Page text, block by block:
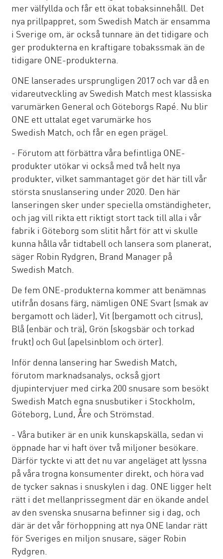
mer välfyllda och får ett ökat tobaksinnehåll. Det
nya prillpappret, som Swedish Match är ensamma
i Sverige om, är också tunnare än det tidigare och
ger produkterna en kraftigare tobakssmak än de
tidigare ONE-produkterna.
ONE lanserades ursprungligen 2017 och var då en
vidareutveckling av Swedish Match mest klassiska
varumärken General och Göteborgs Rapé. Nu blir
ONE ett uttalat eget varumärke hos
Swedish Match, och får en egen prägel.
- Förutom att förbättra våra befintliga ONE-
produkter utökar vi också med två helt nya
produkter, vilket sammantaget gör det här till vår
största snuslansering under 2020. Den här
lanseringen sker under speciella omständigheter,
och jag vill rikta ett riktigt stort tack till alla i vår
fabrik i Göteborg som slitit hårt för att vi skulle
kunna hålla vår tidtabell och lansera som planerat,
säger Robin Rydgren, Brand Manager på
Swedish Match.
De fem ONE-produkterna kommer att benämnas
utifrån dosans färg, nämligen ONE Svart (smak av
bergamott och läder), Vit (bergamott och citrus),
Blå (enbär och trä), Grön (skogsbär och torkad
frukt) och Gul (apelsinblom och örter).
Inför denna lansering har Swedish Match,
förutom marknadsanalys, också gjort
djupintervjuer med cirka 200 snusare som besökt
Swedish Match egna snusbutiker i Stockholm,
Göteborg, Lund, Åre och Strömstad.
- Våra butiker är en unik kunskapskälla, sedan vi
öppnade har vi haft över två miljoner besökare.
Därför tyckte vi att det nu var angeläget att lyssna
på våra trogna konsumenter direkt, och höra vad
de tycker saknas i snuskylen i dag. ONE ligger helt
rätt i det mellanprissegment där en ökande andel
av den svenska snusarna befinner sig i dag, och
där är det vår förhoppning att nya ONE landar rätt
för Sveriges en miljon snusare, säger Robin
Rydgren.